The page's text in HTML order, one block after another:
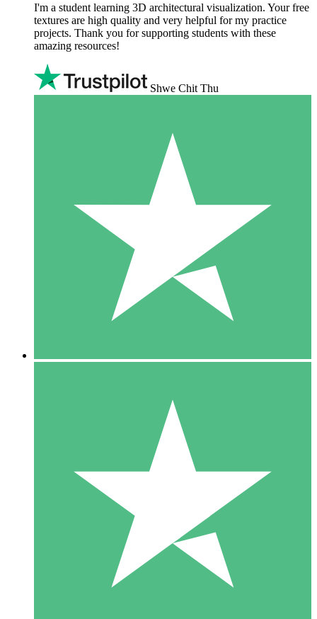
I'm a student learning 3D architectural visualization. Your free
textures are high quality and very helpful for my practice
projects. Thank you for supporting students with these
amazing resources!
Shwe Chit Thu